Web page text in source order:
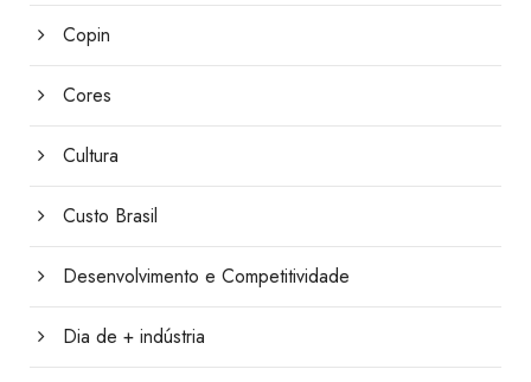
Copin
Cores
Cultura
Custo Brasil
Desenvolvimento e Competitividade
Dia de + indústria